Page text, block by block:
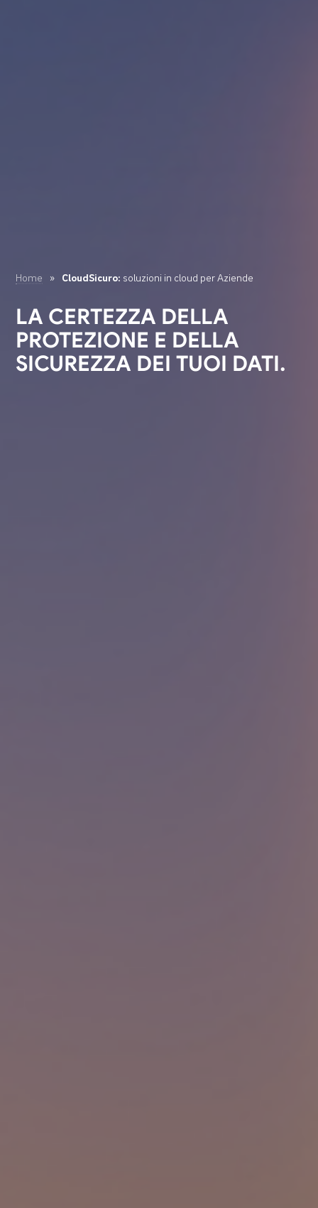
Home » CloudSicuro: soluzioni in cloud per Aziende
LA CERTEZZA DELLA
PROTEZIONE E DELLA
SICUREZZA DEI TUOI DATI.